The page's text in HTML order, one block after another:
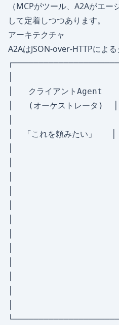
（MCPがツール、A2Aがエ
して定着しつつあります。
アーキテクチャ
A2AはJSON-over-HTTPによ
│                     │
│   クライアント
│   (オーケストレ
│
│  「これを頼みたい
│                     │ ◄──
│                     │
│                     │
│                     │
│                     │
│                     │
│                     │
│                     │
│                     │